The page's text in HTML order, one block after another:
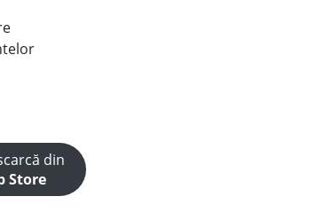
din
Store